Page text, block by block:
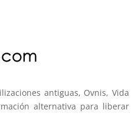
antiguas, Ovnis, Vida
alternativa para liberar